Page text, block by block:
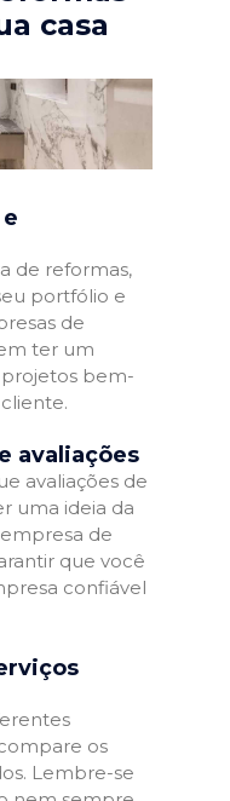
casa
de reformas,
portfólio e
de
ter um
bem-
avaliações
avaliações de
uma ideia da
de
que você
confiável
os
Lembre-se